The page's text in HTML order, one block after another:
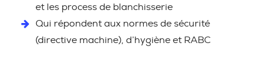
et les process de blanchisserie
Qui répondent aux normes de sécurité
(directive machine), d’hygiène et RABC